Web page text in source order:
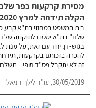
מסירת קרקעות כפר
הקלה תידחה למרץ 2020
בית המשפט המחוזי בת"א קבע
שלם" בת"א ימסרו לחזקתה של
בגוש-דן. יחד עם זאת, על מנת
זה לא יתקבל פס"ד סופי –
30/05/2019, עו"ד לילך דניאל